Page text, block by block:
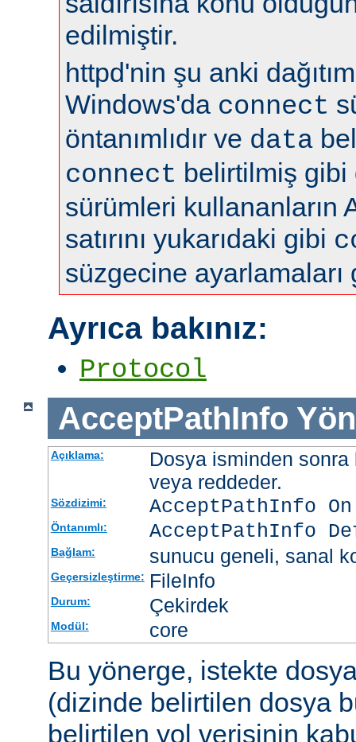
edilmiştir.
httpd'nin şu anki
Windows'da connect
öntanımlıdır ve data
connect belirtilmiş gibi
sürümleri kullananların
satırını yukarıdaki gibi
süzgecine ayarlamaları
Ayrıca bakınız:
Protocol
AcceptPathInfo
Açıklama:
Dosya isminden
veya reddeder.
Sözdizimi: AcceptPathInfo
Öntanımlı: AcceptPathInfo
Bağlam: sunucu geneli, sanal
Geçersizleştirme: FileInfo
Durum: Çekirdek
Modül: core
Bu yönerge, istekte
(dizinde belirtilen dosya
belirtilen yol verisinin